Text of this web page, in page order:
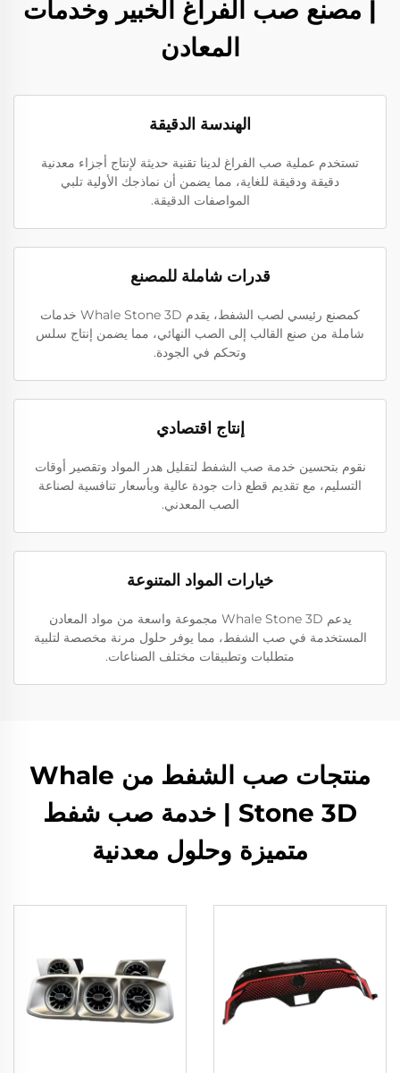
| مصنع صب الفراغ الخبير وخدمات
المعادن
الهندسة الدقيقة
تستخدم عملية صب الفراغ لدينا تقنية حديثة لإنتاج أجزاء معدنية
دقيقة ودقيقة للغاية، مما يضمن أن نماذجك الأولية تلبي
المواصفات الدقيقة.
قدرات شاملة للمصنع
كمصنع رئيسي لصب الشفط، يقدم Whale Stone 3D خدمات
شاملة من صنع القالب إلى الصب النهائي، مما يضمن إنتاج سلس
وتحكم في الجودة.
إنتاج اقتصادي
نقوم بتحسين خدمة صب الشفط لتقليل هدر المواد وتقصير أوقات
التسليم، مع تقديم قطع ذات جودة عالية وبأسعار تنافسية لصناعة
الصب المعدني.
خيارات المواد المتنوعة
يدعم Whale Stone 3D مجموعة واسعة من مواد المعادن
المستخدمة في صب الشفط، مما يوفر حلول مرنة مخصصة لتلبية
متطلبات وتطبيقات مختلف الصناعات.
منتجات صب الشفط من Whale
Stone 3D | خدمة صب شفط
متميزة وحلول معدنية